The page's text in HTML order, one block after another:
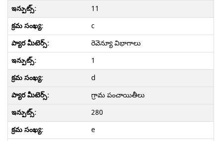
11
c
రెవెన్యూ విభాగాలు
1
d
గ్రామ పంచాయితీలు
280
e